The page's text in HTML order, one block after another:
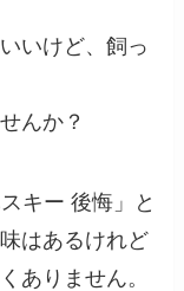
いけど、飼っ
んか？
キー 後悔」と
はあるけれど
ありません。